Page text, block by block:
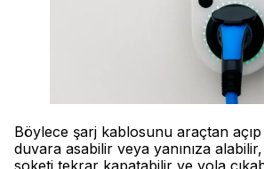
Böylece şarj kablosunu araçtan açıp
duvara asabilir veya yanınıza
soketi tekrar kapatabilir ve yola